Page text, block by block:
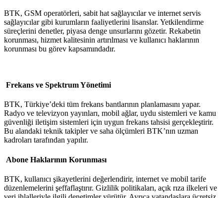
BTK, GSM operatörleri, sabit hat sağlayıcılar ve internet servis
sağlayıcılar gibi kurumların faaliyetlerini lisanslar. Yetkilendirme
süreçlerini denetler, piyasa denge unsurlarını gözetir. Rekabetin
korunması, hizmet kalitesinin artırılması ve kullanıcı haklarının
korunması bu görev kapsamındadır.
Frekans ve Spektrum Yönetimi
BTK, Türkiye’deki tüm frekans bantlarının planlamasını yapar.
Radyo ve televizyon yayınları, mobil ağlar, uydu sistemleri ve kamu
güvenliği iletişim sistemleri için uygun frekans tahsisi gerçekleştirir.
Bu alandaki teknik takipler ve saha ölçümleri BTK’nın uzman
kadroları tarafından yapılır.
Abone Haklarının Korunması
BTK, kullanıcı şikayetlerini değerlendirir, internet ve mobil tarife
düzenlemelerini şeffaflaştırır. Gizlilik politikaları, açık rıza ilkeleri ve